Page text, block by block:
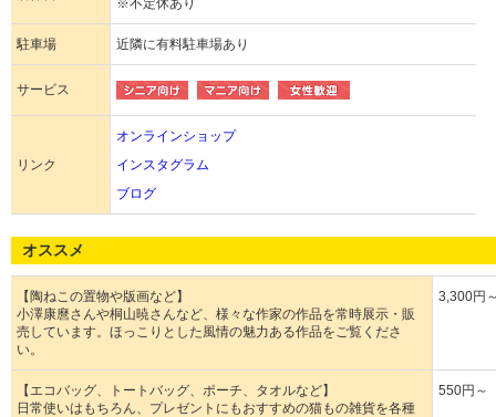
※不定休あり
駐車場 近隣に有料駐車場あり
サービス
リンク
オンラインショップ
インスタグラム
ブログ
オススメ
【陶ねこの置物や版画など】
小澤康麿さんや桐山暁さんなど、様々な作家の作品を常時展示・販
売しています。ほっこりとした風情の魅力ある作品をご覧くださ
い。
3,300円
【エコバッグ、トートバッグ、ポーチ、タオルなど】
日常使いはもちろん、プレゼントにもおすすめの猫もの雑貨を各種
550円～